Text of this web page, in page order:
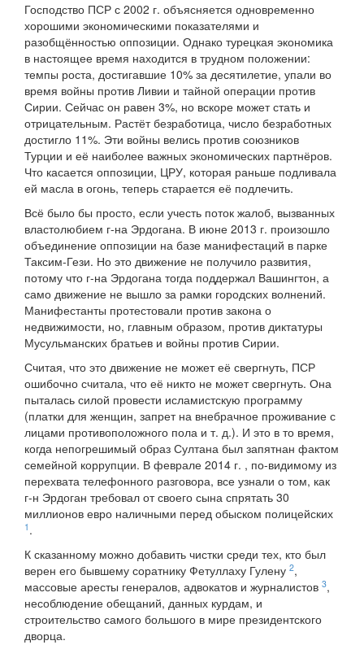
Господство ПСР с 2002 г. объясняется одновременно
хорошими экономическими показателями и
разобщённостью оппозиции. Однако турецкая экономика
в настоящее время находится в трудном положении:
темпы роста, достигавшие 10% за десятилетие, упали во
время войны против Ливии и тайной операции против
Сирии. Сейчас он равен 3%, но вскоре может стать и
отрицательным. Растёт безработица, число безработных
достигло 11%. Эти войны велись против союзников
Турции и её наиболее важных экономических партнёров.
Что касается оппозиции, ЦРУ, которая раньше подливала
ей масла в огонь, теперь старается её подлечить.
Всё было бы просто, если учесть поток жалоб, вызванных
властолюбием г-на Эрдогана. В июне 2013 г. произошло
объединение оппозиции на базе манифестаций в парке
Таксим-Гези. Но это движение не получило развития,
потому что г-на Эрдогана тогда поддержал Вашингтон, а
само движение не вышло за рамки городских волнений.
Манифестанты протестовали против закона о
недвижимости, но, главным образом, против диктатуры
Мусульманских братьев и войны против Сирии.
Считая, что это движение не может её свергнуть, ПСР
ошибочно считала, что её никто не может свергнуть. Она
пыталась силой провести исламистскую программу
(платки для женщин, запрет на внебрачное проживание с
лицами противоположного пола и т. д.). И это в то время,
когда непогрешимый образ Султана был запятнан фактом
семейной коррупции. В феврале 2014 г. , по-видимому из
перехвата телефонного разговора, все узнали о том, как
г-н Эрдоган требовал от своего сына спрятать 30
миллионов евро наличными перед обыском полицейских
1 .
К сказанному можно добавить чистки среди тех, кто был
верен его бывшему соратнику Фетуллаху Гулену 2,
массовые аресты генералов, адвокатов и журналистов 3,
несоблюдение обещаний, данных курдам, и
строительство самого большого в мире президентского
дворца.